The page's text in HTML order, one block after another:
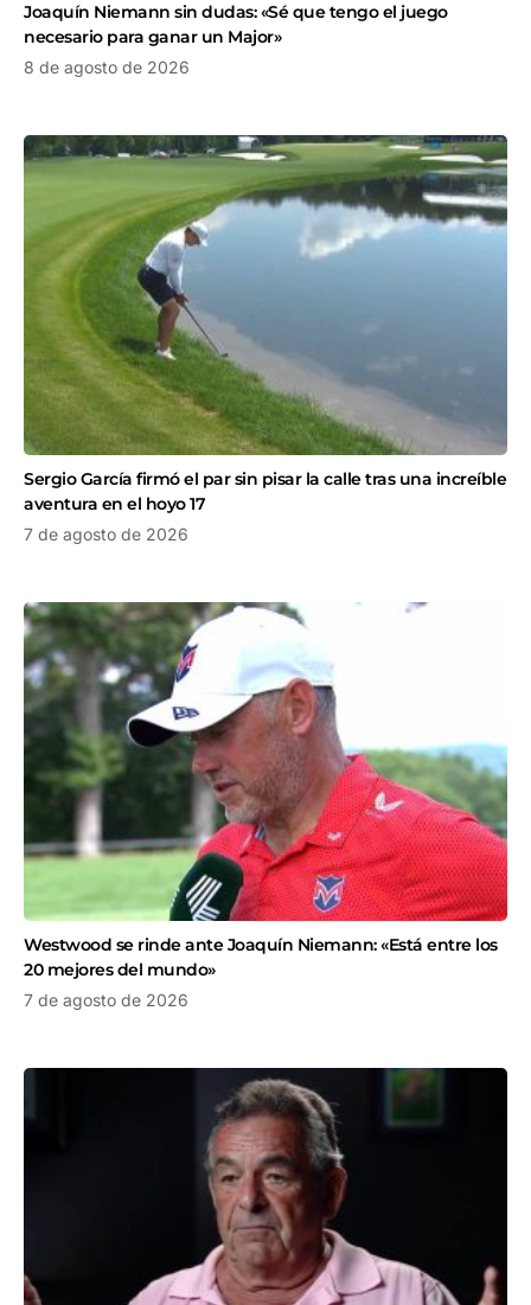
Joaquín Niemann sin dudas: «Sé que tengo el juego
necesario para ganar un Major»
8 de agosto de 2026
Sergio García firmó el par sin pisar la calle tras una increíble
aventura en el hoyo 17
7 de agosto de 2026
Westwood se rinde ante Joaquín Niemann: «Está entre los
20 mejores del mundo»
7 de agosto de 2026